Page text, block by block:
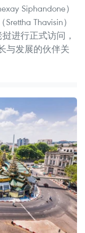
Siphandone）
Thavisin）
进行正式访问，
与发展的伙伴关